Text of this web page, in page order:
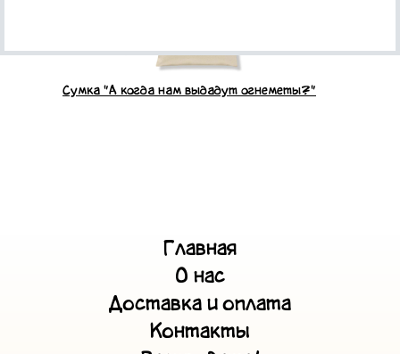
Сумка "А когда нам выдадут огнеметы?"
Главная
О нас
Доставка и оплата
Контакты